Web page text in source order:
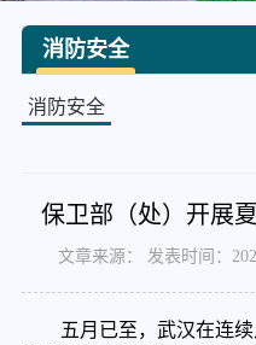
消防安全
消防安全
保卫部（处）开展
文章来源： 发表时间：
五月已至，武汉在连